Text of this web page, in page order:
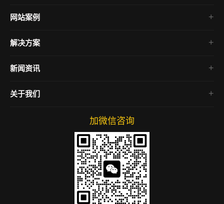
网站案例
微信小程序
电商网站
解决方案
新闻资讯
行业资讯
关于我们
加微信咨询